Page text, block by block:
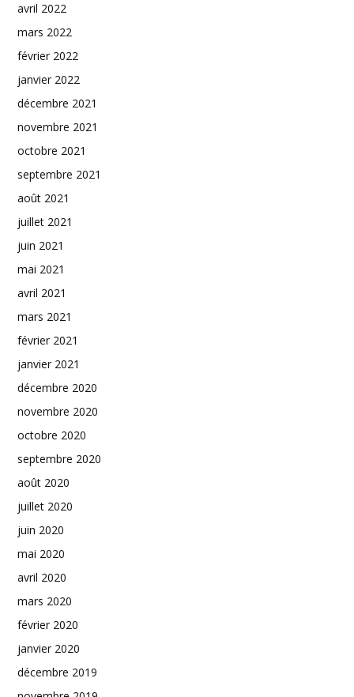
avril 2022
mars 2022
février 2022
janvier 2022
décembre 2021
novembre 2021
octobre 2021
septembre 2021
août 2021
juillet 2021
juin 2021
mai 2021
avril 2021
mars 2021
février 2021
janvier 2021
décembre 2020
novembre 2020
octobre 2020
septembre 2020
août 2020
juillet 2020
juin 2020
mai 2020
avril 2020
mars 2020
février 2020
janvier 2020
décembre 2019